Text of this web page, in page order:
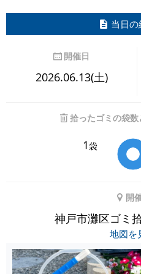
当日
開催日
2026.06.13(土)
拾ったゴミの袋
1袋
開
神戸市灘区ゴミ
地図を